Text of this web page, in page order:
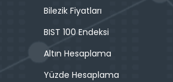
Bilezik Fiyatları
BIST 100 Endeksi
Altın Hesaplama
Yüzde Hesaplama